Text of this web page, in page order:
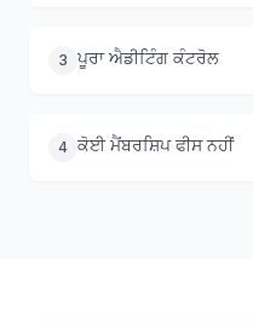
3 ਪੂਰਾ ਐਡੀਟਿੰਗ ਕੰਟਰੋਲ
4 ਕੋਈ ਮੈਂਬਰਸ਼ਿਪ ਫੀਸ ਨਹੀਂ